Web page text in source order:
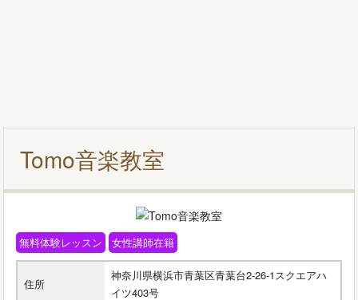
Tomo音楽教室
無料体験レッスン 女性講師在籍
住所
神奈川県横浜市青葉区青葉台2-26-1スクエアハ
イツ403号